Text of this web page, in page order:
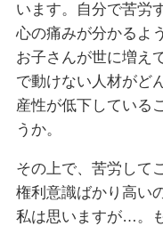
います。自分で苦労
心の痛みが分かるよ
お子さんが世に増え
で動けない人材がど
産性が低下している
うか。
その上で、苦労して
権利意識ばかり高い
私は思いますが…。